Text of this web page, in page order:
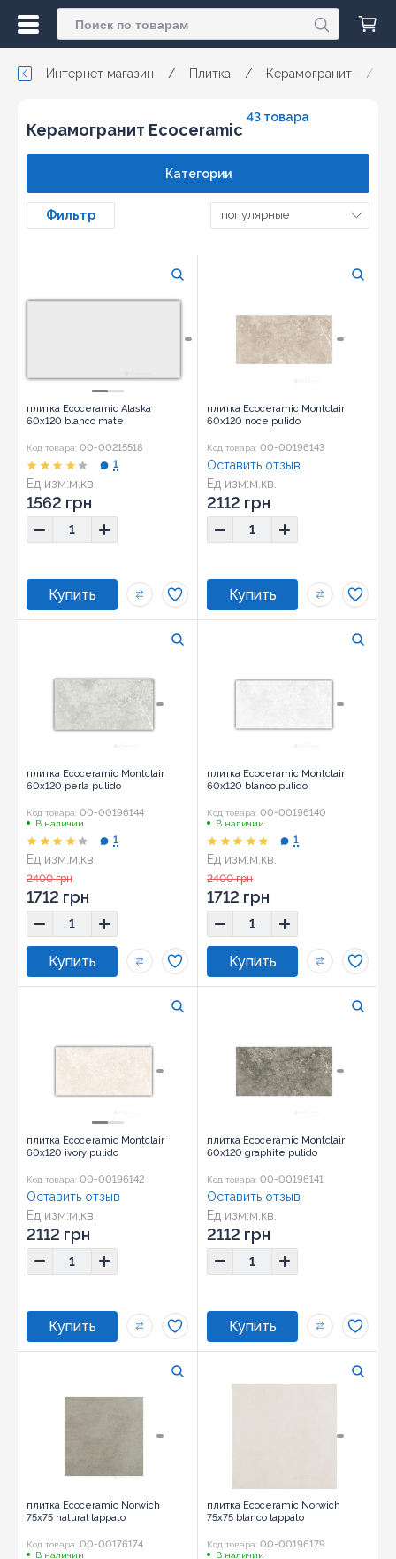
Интернет магазин / Плитка / Керамогранит /
Керамогранит Ecoceramic
43 товара
Фильтр
Категории
популярные
плитка Ecoceramic Alaska
60x120 blanco mate
Код товара: 00-00215518
Ед изм:м.кв.
Размер:60x120
1
1562 грн
плитка Ecoceramic Montclair
60x120 noce pulido
Код товара: 00-00196143
Ед изм:м.кв.
Размер:60x120
Оставить отзыв
2112 грн
плитка Ecoceramic Montclair
60x120 perla pulido
Код товара: 00-00196144
В наличии
Ед изм:м.кв.
Размер:
1
2400 грн
1712 грн
плитка Ecoceramic Montclair
60x120 blanco pulido
Код товара: 00-00196140
В наличии
Ед изм:м.кв.
Размер:
1
2400 грн
1712 грн
плитка Ecoceramic Montclair
60x120 ivory pulido
Код товара: 00-00196142
Ед изм:м.кв.
Размер:60x120
Оставить отзыв
2112 грн
плитка Ecoceramic Montclair
60x120 graphite pulido
Код товара: 00-00196141
Ед изм:м.кв.
Размер:60x120
Оставить отзыв
2112 грн
плитка Ecoceramic Norwich
75x75 natural lappato
Код товара: 00-00176174
В наличии
плитка Ecoceramic Norwich
75x75 blanco lappato
Код товара: 00-00196179
В наличии